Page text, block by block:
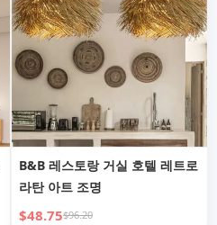
B&B 레스토랑 거실 호텔 레트로
라탄 아트 조명
$48.75$96.20